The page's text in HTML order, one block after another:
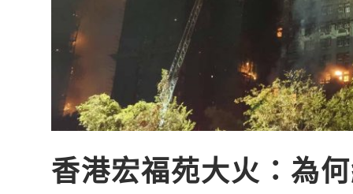
香港宏福苑大火：為